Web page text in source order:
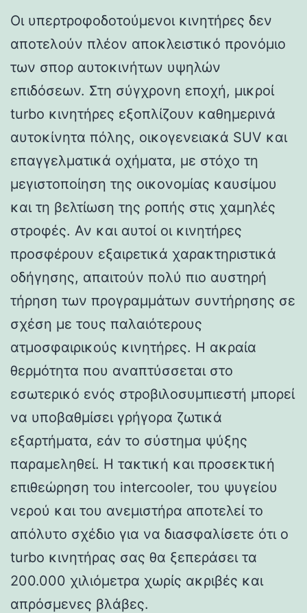
Οι υπερτροφοδοτούμενοι κινητήρες δεν
αποτελούν πλέον αποκλειστικό προνόμιο
των σπορ αυτοκινήτων υψηλών
επιδόσεων. Στη σύγχρονη εποχή, μικροί
turbo κινητήρες εξοπλίζουν καθημερινά
αυτοκίνητα πόλης, οικογενειακά SUV και
επαγγελματικά οχήματα, με στόχο τη
μεγιστοποίηση της οικονομίας καυσίμου
και τη βελτίωση της ροπής στις χαμηλές
στροφές. Αν και αυτοί οι κινητήρες
προσφέρουν εξαιρετικά χαρακτηριστικά
οδήγησης, απαιτούν πολύ πιο αυστηρή
τήρηση των προγραμμάτων συντήρησης σε
σχέση με τους παλαιότερους
ατμοσφαιρικούς κινητήρες. Η ακραία
θερμότητα που αναπτύσσεται στο
εσωτερικό ενός στροβιλοσυμπιεστή μπορεί
να υποβαθμίσει γρήγορα ζωτικά
εξαρτήματα, εάν το σύστημα ψύξης
παραμεληθεί. Η τακτική και προσεκτική
επιθεώρηση του intercooler, του ψυγείου
νερού και του ανεμιστήρα αποτελεί το
απόλυτο σχέδιο για να διασφαλίσετε ότι ο
turbo κινητήρας σας θα ξεπεράσει τα
200.000 χιλιόμετρα χωρίς ακριβές και
απρόσμενες βλάβες.